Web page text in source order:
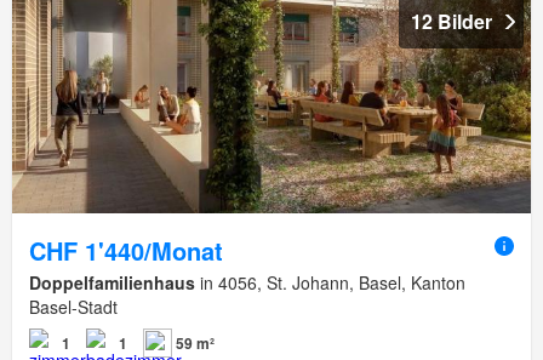
12 Bilder
CHF 1'440/Monat
Doppelfamilienhaus in 4056, St. Johann, Basel, Kanton
Basel-Stadt
1 1
59 m²